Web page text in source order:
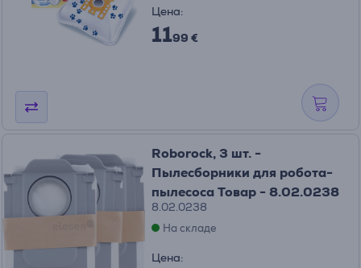
Цена:
1199 €
Roborock, 3 шт. -
Пылесборники для робота-
пылесоса Товар - 8.02.0238
8.02.0238
На складе
Цена: